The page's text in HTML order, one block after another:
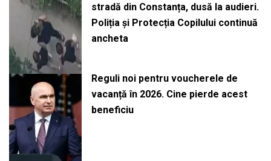
stradă din Constanța, dusă la audieri.
Poliția și Protecția Copilului continuă
ancheta
Reguli noi pentru voucherele de
vacanță în 2026. Cine pierde acest
beneficiu